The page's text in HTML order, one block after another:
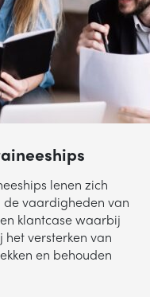
lenen zich
de vaardigheden van
klantcase waarbij
versterken van
en behouden